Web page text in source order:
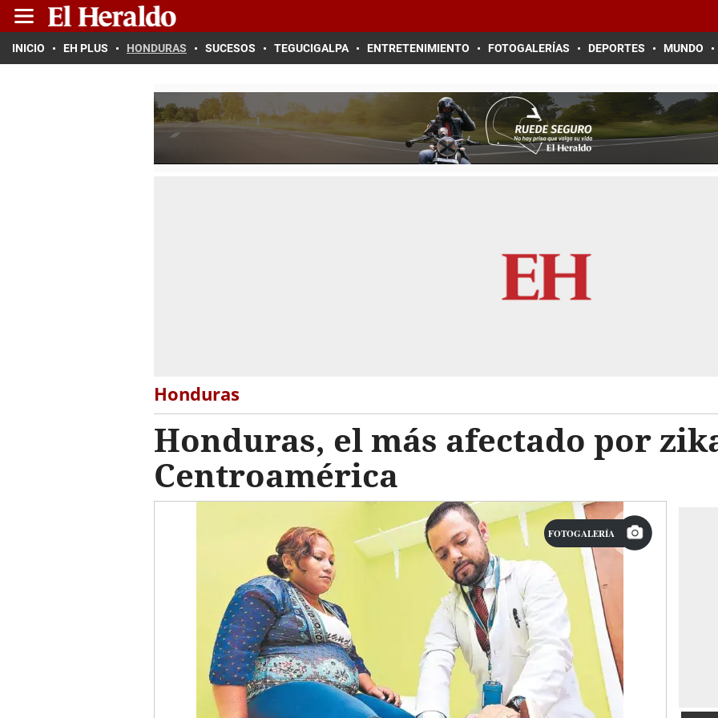
INICIO EH PLUS HONDURAS SUCESOS TEGUCIGALPA ENTRETENIMIENTO FOTOGALERÍAS DEPORTES MUNDO
Honduras
Honduras, el más afectado por
Centroamérica
FOTOGALERÍA